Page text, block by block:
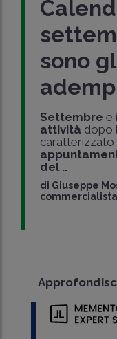
sono
Settembre è
attività dopo
caratterizzato
del ..
di Giuseppe
commercialista